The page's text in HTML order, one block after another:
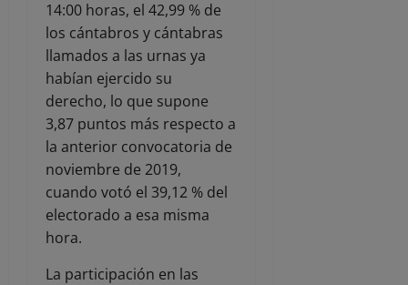
14:00 horas, el 42,99 % de
los cántabros y cántabras
llamados a las urnas ya
habían ejercido su
derecho, lo que supone
3,87 puntos más respecto a
la anterior convocatoria de
noviembre de 2019,
cuando votó el 39,12 % del
electorado a esa misma
hora.
La participación en las